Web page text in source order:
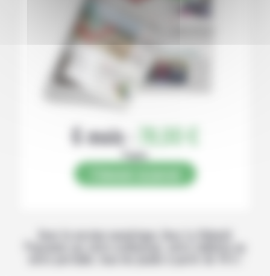
6 mois : 78,00 €
Papier
Avec la version numérique, lisez La Volonté
Paysanne sur votre ordinateur, votre tablette ou